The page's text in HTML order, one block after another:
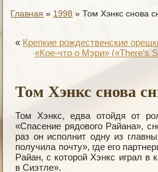
Главная » 1998 »Том Хэнкс снова
« Крепкие рождественские
«Кое-что о Мэри» («There’s
Том Хэнкс снова
Том Хэнкс, едва отойдя от
«Спасение рядового Райана»,
раз он исполнит одну из
получила почту», где его
Райан, с которой Хэнкс играл в
в Сиэтле».